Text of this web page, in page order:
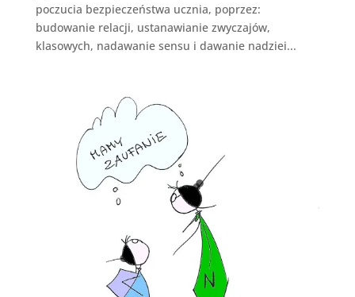
poczucia bezpieczeństwa ucznia, poprzez:
budowanie relacji, ustanawianie zwyczajów,
klasowych, nadawanie sensu i dawanie nadziei...